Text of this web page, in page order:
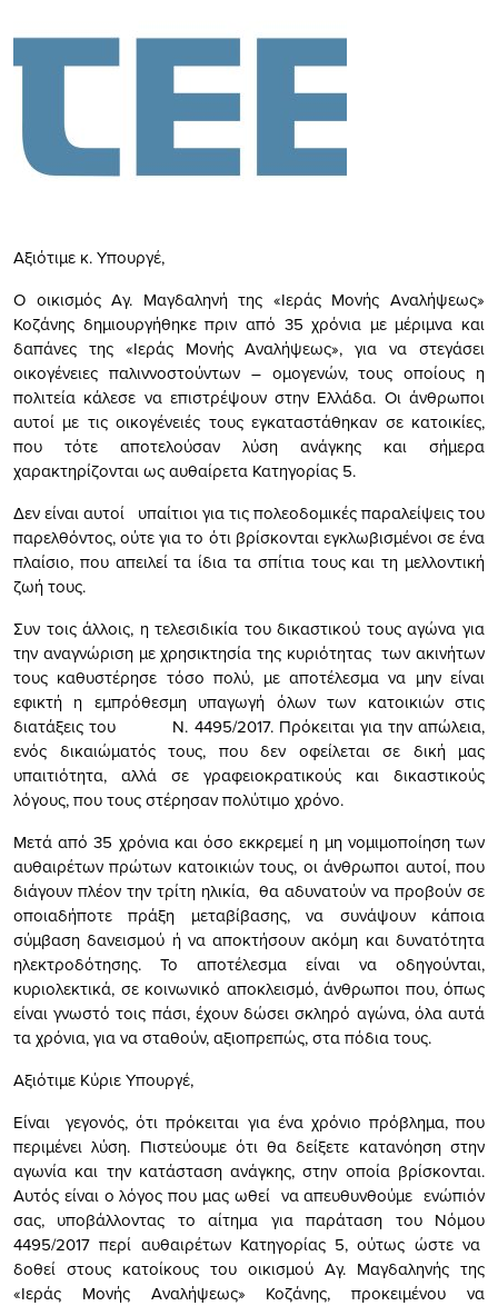
Αξιότιμε κ. Υπουργέ,
Ο οικισμός Αγ. Μαγδαληνή της «Ιεράς Μονής Αναλήψεως»
Κοζάνης δημιουργήθηκε πριν από 35 χρόνια με μέριμνα και
δαπάνες της «Ιεράς Μονής Αναλήψεως», για να στεγάσει
οικογένειες παλιννοστούντων – ομογενών, τους οποίους η
πολιτεία κάλεσε να επιστρέψουν στην Ελλάδα. Οι άνθρωποι
αυτοί με τις οικογένειές τους εγκαταστάθηκαν σε κατοικίες,
που τότε αποτελούσαν λύση ανάγκης και σήμερα
χαρακτηρίζονται ως αυθαίρετα Κατηγορίας 5.
Δεν είναι αυτοί υπαίτιοι για τις πολεοδομικές παραλείψεις του
παρελθόντος, ούτε για το ότι βρίσκονται εγκλωβισμένοι σε ένα
πλαίσιο, που απειλεί τα ίδια τα σπίτια τους και τη μελλοντική
ζωή τους.
Συν τοις άλλοις, η τελεσιδικία του δικαστικού τους αγώνα για
την αναγνώριση με χρησικτησία της κυριότητας των ακινήτων
τους καθυστέρησε τόσο πολύ, με αποτέλεσμα να μην είναι
εφικτή η εμπρόθεσμη υπαγωγή όλων των κατοικιών στις
διατάξεις του Ν. 4495/2017. Πρόκειται για την απώλεια,
ενός δικαιώματός τους, που δεν οφείλεται σε δική μας
υπαιτιότητα, αλλά σε γραφειοκρατικούς και δικαστικούς
λόγους, που τους στέρησαν πολύτιμο χρόνο.
Μετά από 35 χρόνια και όσο εκκρεμεί η μη νομιμοποίηση των
αυθαιρέτων πρώτων κατοικιών τους, οι άνθρωποι αυτοί, που
διάγουν πλέον την τρίτη ηλικία, θα αδυνατούν να προβούν σε
οποιαδήποτε πράξη μεταβίβασης, να συνάψουν κάποια
σύμβαση δανεισμού ή να αποκτήσουν ακόμη και δυνατότητα
ηλεκτροδότησης. Το αποτέλεσμα είναι να οδηγούνται,
κυριολεκτικά, σε κοινωνικό αποκλεισμό, άνθρωποι που, όπως
είναι γνωστό τοις πάσι, έχουν δώσει σκληρό αγώνα, όλα αυτά
τα χρόνια, για να σταθούν, αξιοπρεπώς, στα πόδια τους.
Αξιότιμε Κύριε Υπουργέ,
Είναι γεγονός, ότι πρόκειται για ένα χρόνιο πρόβλημα, που
περιμένει λύση. Πιστεύουμε ότι θα δείξετε κατανόηση στην
αγωνία και την κατάσταση ανάγκης, στην οποία βρίσκονται.
Αυτός είναι ο λόγος που μας ωθεί να απευθυνθούμε ενώπιόν
σας, υποβάλλοντας το αίτημα για παράταση του Νόμου
4495/2017 περί αυθαιρέτων Κατηγορίας 5, ούτως ώστε να
δοθεί στους κατοίκους του οικισμού Αγ. Μαγδαληνής της
«Ιεράς Μονής Αναλήψεως» Κοζάνης, προκειμένου να